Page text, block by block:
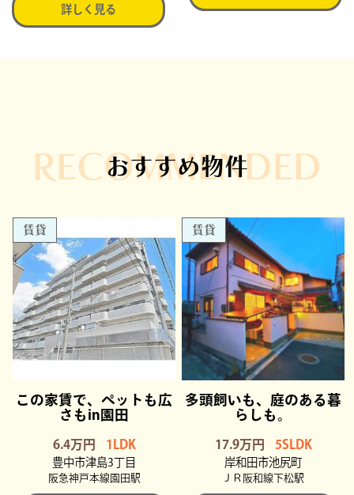
詳しく見る
RECOMMENDED
おすすめ物件
賃貸
この家賃で、ペットも広
さもin園田
6.4万円 1LDK
豊中市津島3丁目
阪急神戸本線園田駅
賃貸
多頭飼いも、庭のある暮
らしも。
17.9万円 5SLDK
岸和田市池尻町
ＪＲ阪和線下松駅